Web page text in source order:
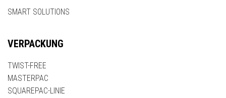
SMART SOLUTIONS
VERPACKUNG
TWIST-FREE
MASTERPAC
SQUAREPAC-LINIE